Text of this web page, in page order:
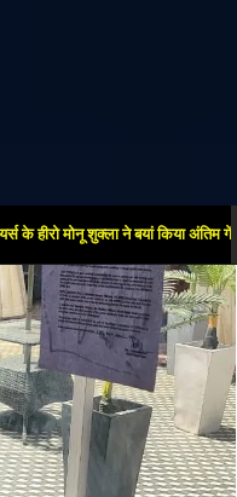
मोनू शुक्ला ने बयां किया अंतिम गेंदों का